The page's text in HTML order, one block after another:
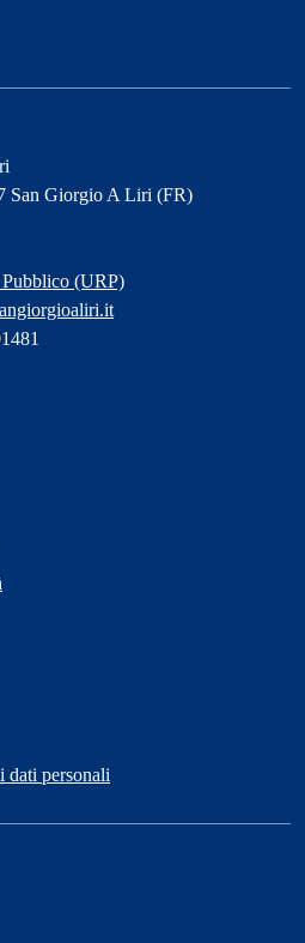
San Giorgio A Liri (FR)
(URP)
dati personali